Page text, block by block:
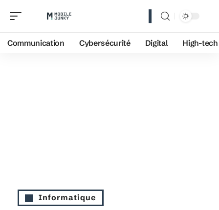
Communication Cybersécurité Digital High-tech
Informatique